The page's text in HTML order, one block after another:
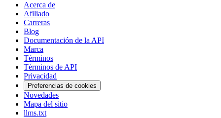
Acerca de
Afiliado
Carreras
Blog
Documentación de la API
Marca
Términos
Términos de API
Privacidad
Preferencias de cookies
Novedades
Mapa del sitio
llms.txt